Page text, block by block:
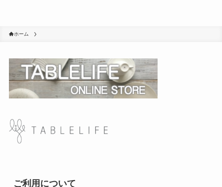
ホーム
ご利用について